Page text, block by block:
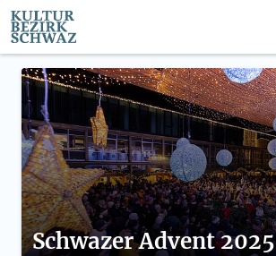
Schwazer Advent 2025